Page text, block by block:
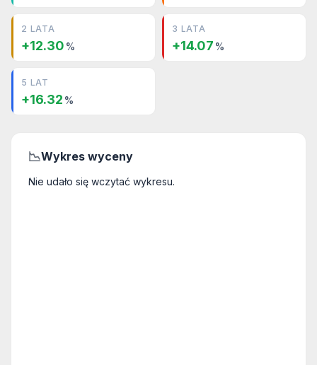
2 LATA
+12.30 %
3 LATA
+14.07 %
5 LAT
+16.32 %
📉Wykres wyceny
Nie udało się wczytać wykresu.